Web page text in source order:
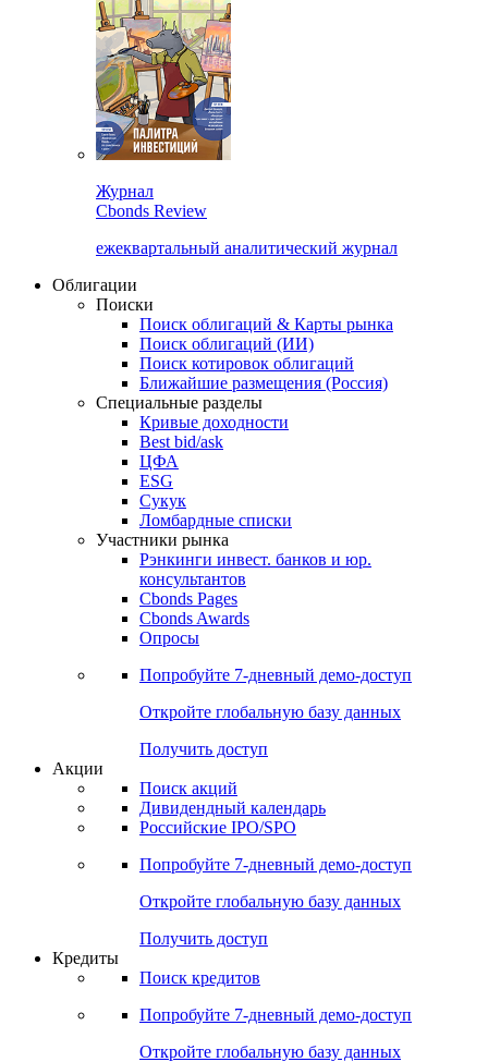
Журнал
Cbonds Review
ежеквартальный аналитический журнал
Облигации
Поиски
Поиск облигаций & Карты рынка
Поиск облигаций (ИИ)
Поиск котировок облигаций
Ближайшие размещения (Россия)
Специальные разделы
Кривые доходности
Best bid/ask
ЦФА
ESG
Сукук
Ломбардные списки
Участники рынка
Рэнкинги инвест. банков и юр.
консультантов
Cbonds Pages
Cbonds Awards
Опросы
Попробуйте 7-дневный демо-доступ
Откройте глобальную базу данных
Получить доступ
Акции
Поиск акций
Дивидендный календарь
Российские IPO/SPO
Попробуйте 7-дневный демо-доступ
Откройте глобальную базу данных
Получить доступ
Кредиты
Поиск кредитов
Попробуйте 7-дневный демо-доступ
Откройте глобальную базу данных